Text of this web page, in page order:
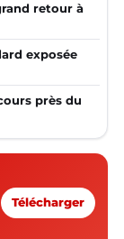
retour à
exposée
près du
Télécharger